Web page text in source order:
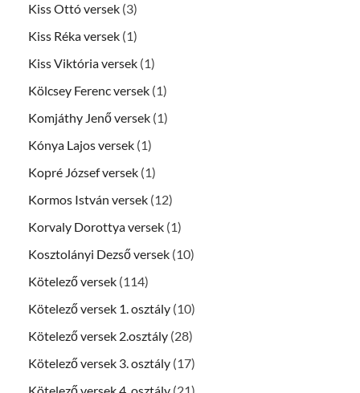
Kiss Ottó versek (3)
Kiss Réka versek (1)
Kiss Viktória versek (1)
Kölcsey Ferenc versek (1)
Komjáthy Jenő versek (1)
Kónya Lajos versek (1)
Kopré József versek (1)
Kormos István versek (12)
Korvaly Dorottya versek (1)
Kosztolányi Dezső versek (10)
Kötelező versek (114)
Kötelező versek 1. osztály (10)
Kötelező versek 2.osztály (28)
Kötelező versek 3. osztály (17)